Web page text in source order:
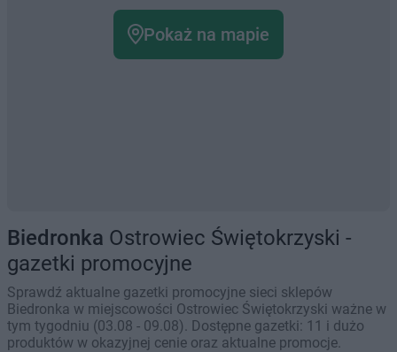
Pokaż na mapie
Biedronka Ostrowiec Świętokrzyski -
gazetki promocyjne
Sprawdź aktualne gazetki promocyjne sieci sklepów
Biedronka w miejscowości Ostrowiec Świętokrzyski ważne w
tym tygodniu (03.08 - 09.08). Dostępne gazetki: 11 i dużo
produktów w okazyjnej cenie oraz aktualne promocje.